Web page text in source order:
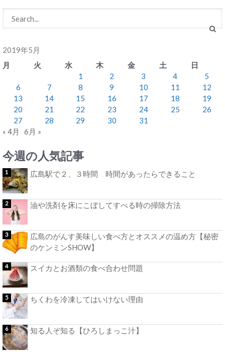
2019年5月
月
火 水 木 金 土
日
1
2 3 4
5
6
7 8 9 10 11
12
13
14 15 16 17 18
19
20
21 22 23 24 25
26
27
28 29 30
31
« 4月
6月 »
今週の人気記事
広島駅で２、３時間 時間があったらできること
油や洗剤を床にこぼしてすべる時の掃除方法
広島のがんす美味しい食べ方とオススメの温め方【秘密
のケンミンSHOW】
スイカとお酒類の食べ合わせ問題
ちくわを冷凍してはいけない理由
知る人ぞ知る【ひろしまっこ汁】